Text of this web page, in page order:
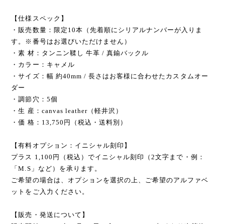
【仕様スペック】
・販売数量：限定10本（先着順にシリアルナンバーが入りま
す。※番号はお選びいただけません）
・素 材：タンニン鞣し 牛革 / 真鍮バックル
・カラー：キャメル
・サイズ：幅 約40mm / 長さはお客様に合わせたカスタムオー
ダー
・調節穴：5個
・生 産：canvas leather（軽井沢）
・価 格：13,750円（税込・送料別）
【有料オプション：イニシャル刻印】
プラス 1,100円（税込）でイニシャル刻印（2文字まで・例：
「M.S」など）を承ります。
ご希望の場合は、オプションを選択の上、ご希望のアルファベ
ットをご入力ください。
【販売・発送について】